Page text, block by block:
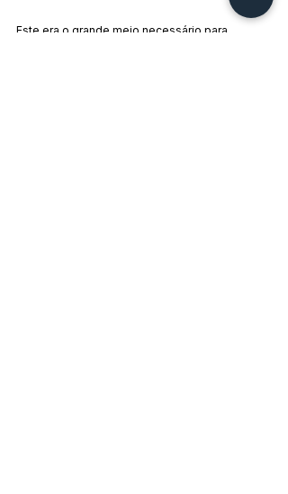
Este era o grande meio necessário para